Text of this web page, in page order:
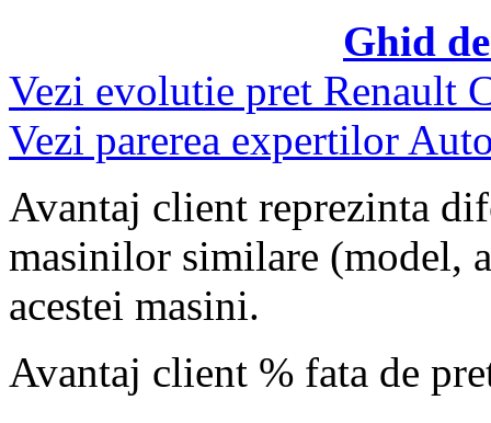
Ghid
Vezi evolutie pret Renault
Vezi parerea expertilor
Avantaj client reprezinta
masinilor similare (model,
acestei masini.
Avantaj client % fata de